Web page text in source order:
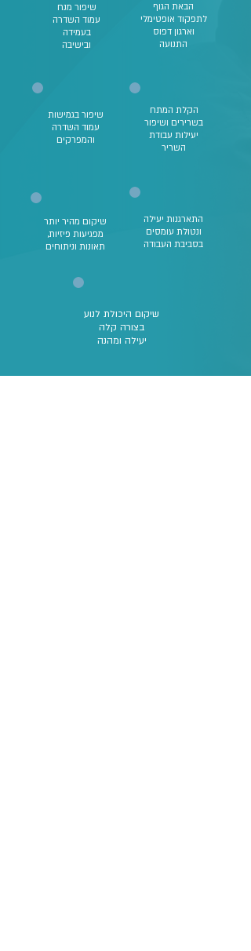
שיפור מנח
עמוד השדרה
בעמידה
ובישיבה
הבאת הגוף
לתפקוד אופטימלי
וארגון דפוס
התנועה
שיפור בגמישות
עמוד השדרה
והמפרקים
הקלת המתח
בשרירים ושיפור
יעילות עבודת
השריר
שיקום מהיר יותר
מפגיעות פיזיות,
תאונות וניתוחים
התארגנות יעילה
ונטולת עומסים
בסביבת העבודה
שיקום היכולת לנוע
בצורה קלה
יעילה ומהנה